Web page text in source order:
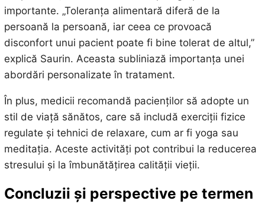
importante. „Toleranța alimentară diferă de la
persoană la persoană, iar ceea ce provoacă
disconfort unui pacient poate fi bine tolerat de altul,”
explică Saurin. Aceasta subliniază importanța unei
abordări personalizate în tratament.
În plus, medicii recomandă pacienților să adopte un
stil de viață sănătos, care să includă exerciții fizice
regulate și tehnici de relaxare, cum ar fi yoga sau
meditația. Aceste activități pot contribui la reducerea
stresului și la îmbunătățirea calității vieții.
Concluzii și perspective pe termen